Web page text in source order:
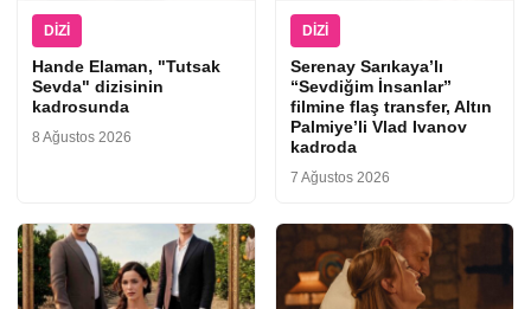
DIZI
Hande Elaman, "Tutsak
Sevda" dizisinin
kadrosunda
8 Ağustos 2026
DIZI
Serenay Sarıkaya’lı
“Sevdiğim İnsanlar”
filmine flaş transfer, Altın
Palmiye’li Vlad Ivanov
kadroda
7 Ağustos 2026